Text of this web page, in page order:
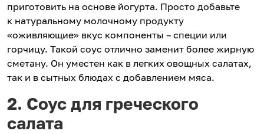
приготовить на основе йогурта. Просто добавьте
к натуральному молочному продукту
«оживляющие» вкус компоненты – специи или
горчицу. Такой соус отлично заменит более жирную
сметану. Он уместен как в легких овощных салатах,
так и в сытных блюдах с добавлением мяса.
2. Соус для греческого
салата